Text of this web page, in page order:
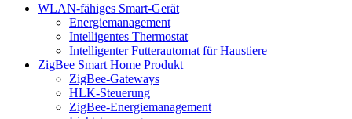
WLAN-fähiges Smart-Gerät
Energiemanagement
Intelligentes Thermostat
Intelligenter Futterautomat für Haustiere
ZigBee Smart Home Produkt
ZigBee-Gateways
HLK-Steuerung
ZigBee-Energiemanagement